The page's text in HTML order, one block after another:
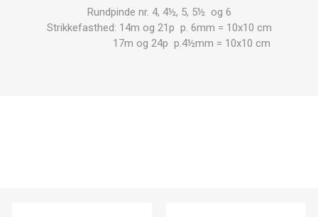
Rundpinde nr. 4, 4½, 5, 5½ og 6
Strikkefasthed: 14m og 21p p. 6mm = 10x10 cm
17m og 24p p.4½mm = 10x10 cm